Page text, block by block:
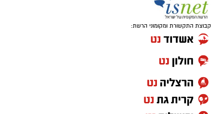
קבוצת התקשורת ומקומוני הרשת: